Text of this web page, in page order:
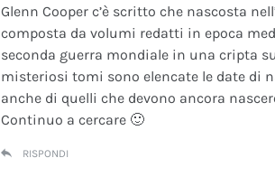
Glenn Cooper c’è scritto che nascosta
composta da volumi redatti in epoca
seconda guerra mondiale in una cripta
misteriosi tomi sono elencate le date di
anche di quelli che devono ancora
Continuo a cercare 🙂
RISPONDI